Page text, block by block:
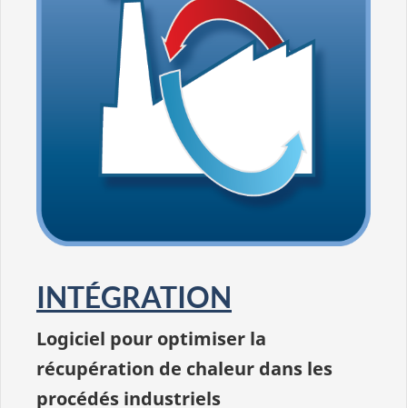
INTÉGRATION
Logiciel pour optimiser la
récupération de chaleur dans les
procédés industriels